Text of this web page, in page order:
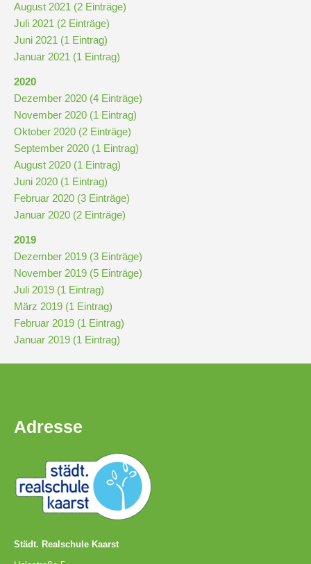
August 2021 (2 Einträge)
Juli 2021 (2 Einträge)
Juni 2021 (1 Eintrag)
Januar 2021 (1 Eintrag)
2020
Dezember 2020 (4 Einträge)
November 2020 (1 Eintrag)
Oktober 2020 (2 Einträge)
September 2020 (1 Eintrag)
August 2020 (1 Eintrag)
Juni 2020 (1 Eintrag)
Februar 2020 (3 Einträge)
Januar 2020 (2 Einträge)
2019
Dezember 2019 (3 Einträge)
November 2019 (5 Einträge)
Juli 2019 (1 Eintrag)
März 2019 (1 Eintrag)
Februar 2019 (1 Eintrag)
Januar 2019 (1 Eintrag)
Adresse
Städt. Realschule Kaarst